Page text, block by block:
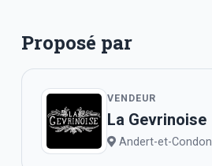
Proposé par
VENDEUR
La Gevrinoise
Andert-et-Condon